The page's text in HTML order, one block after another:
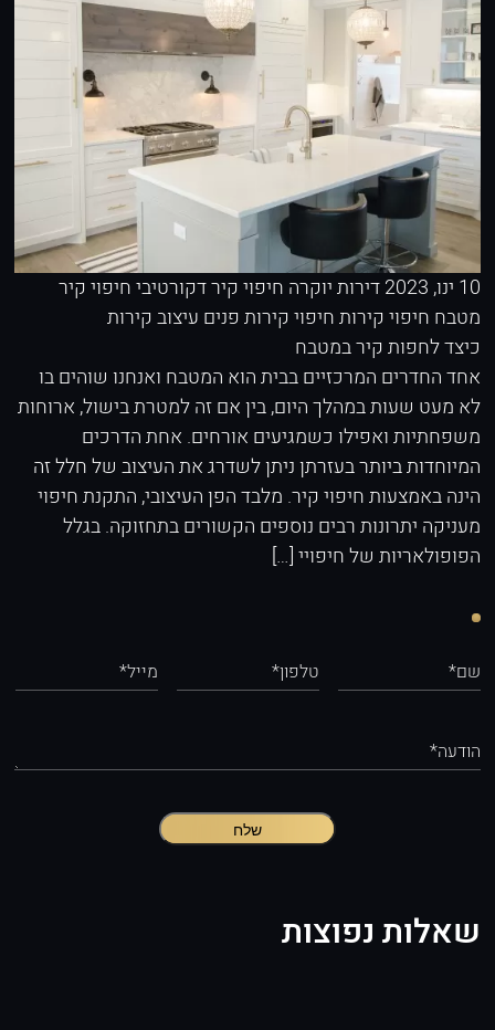
10 ינו, 2023 דירות יוקרה חיפוי קיר דקורטיביחיפוי קיר
מטבח חיפוי קירותחיפוי קירות פנים עיצוב קירות
כיצד לחפות קיר במטבח
אחד החדרים המרכזיים בבית הוא המטבח ואנחנו שוהים בו
לא מעט שעות במהלך היום, בין אם זה למטרת בישול, ארוחות
משפחתיות ואפילו כשמגיעים אורחים. אחת הדרכים
המיוחדות ביותר בעזרתן ניתן לשדרג את העיצוב של חלל זה
הינה באמצעות חיפוי קיר. מלבד הפן העיצובי, התקנת חיפוי
מעניקה יתרונות רבים נוספים הקשורים בתחזוקה. בגלל
הפופולאריות של חיפויי […]
שם* טלפון* מייל*
הודעה*
שלח
שאלות נפוצות